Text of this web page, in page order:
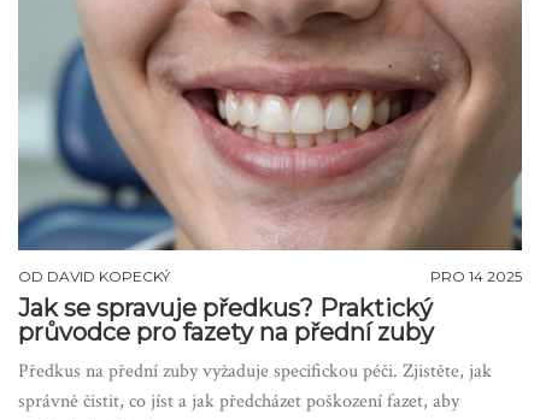
OD DAVID KOPECKÝ PRO 14 2025
Jak se spravuje předkus? Praktický
průvodce pro fazety na přední zuby
Předkus na přední zuby vyžaduje specifickou péči. Zjistěte, jak
správně čistit, co jíst a jak předcházet poškození fazet, aby